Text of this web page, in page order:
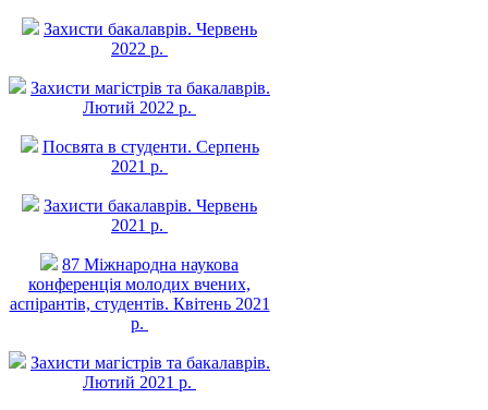
Захисти бакалаврів. Червень
2022 р.
Захисти магістрів та бакалаврів.
Лютий 2022 р.
Посвята в студенти. Серпень
2021 р.
Захисти бакалаврів. Червень
2021 р.
87 Міжнародна наукова
конференція молодих вчених,
аспірантів, студентів. Квітень 2021
р.
Захисти магістрів та бакалаврів.
Лютий 2021 р.